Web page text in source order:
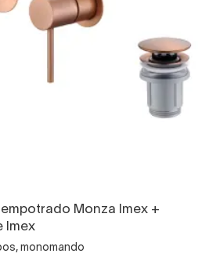
Monza Imex +
Imex
monomando